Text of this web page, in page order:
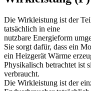
Die Wirkleistung ist der
tatsächlich in eine
nutzbare Energieform
Sie sorgt dafür, dass ein
ein Heizgerät Wärme
Physikalisch betrachtet ist
verbraucht.
Die Wirkleistung ist der